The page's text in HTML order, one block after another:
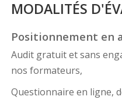
MODALITÉS
Positionnement en
Audit gratuit et sans
nos formateurs,
Questionnaire en ligne,